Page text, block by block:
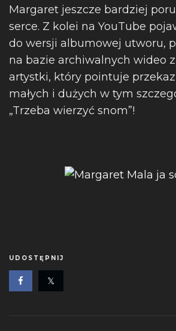
Margaret jeszcze bardziej
serce. Z kolei na YouTube
do wersji albumowej utworu,
na bazie archiwalnych wideo
artystki, który pointuje
małych i dużych w tym
„Trzeba wierzyć snom”!
UDOSTĘPNIJ